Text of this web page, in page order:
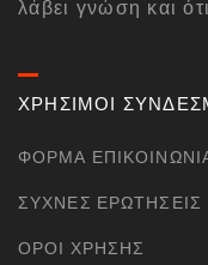
λάβει γνώση και
ΧΡΗΣΙΜΟΙ
ΦΌΡΜΑ
ΣΥΧΝΈΣ ΕΡΩΤΉΣΕΙΣ
ΌΡΟΙ ΧΡΉΣΗΣ